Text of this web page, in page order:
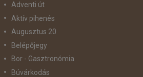
Adventi út
Aktív pihenés
Augusztus 20
Belépőjegy
Bor - Gasztronómia
Búvárkodás